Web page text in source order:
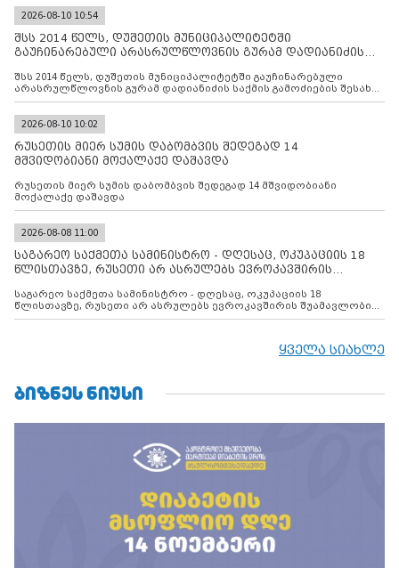
2026-08-10 10:54
შსს 2014 წელს, დუშეთის მუნიციპალიტეტში
გაუჩინარებული არასრულწლოვნის გურამ დადიანიძის
შსს 2014 წელს, დუშეთის მუნიციპალიტეტში გაუჩინარებული
არასრულწლოვნის გურამ დადიანიძის საქმის გამოძიების შესახებ
ინფორმაციას ავრცელებს
2026-08-10 10:02
რუსეთის მიერ სუმის დაბომბვის შედეგად 14
მშვიდობიანი მოქალაქე დაშავდა
რუსეთის მიერ სუმის დაბომბვის შედეგად 14 მშვიდობიანი
მოქალაქე დაშავდა
2026-08-08 11:00
საგარეო საქმეთა სამინისტრო - დღესაც, ოკუპაციის 18
წლისთავზე, რუსეთი არ ასრულებს ევროკავშირის
საგარეო საქმეთა სამინისტრო - დღესაც, ოკუპაციის 18
წლისთავზე, რუსეთი არ ასრულებს ევროკავშირის შუამავლობით
დადებულ 2008 წლის 12 აგვისტოს ცეცხლის შეწყვეტის
მილიტარიზაციის პროცესს და აქტიურად დგამს ნაბიჯებს მათი
ყველა სიახლე
ᲑᲘᲖᲜᲔᲡ ᲜᲘᲣᲡᲘ